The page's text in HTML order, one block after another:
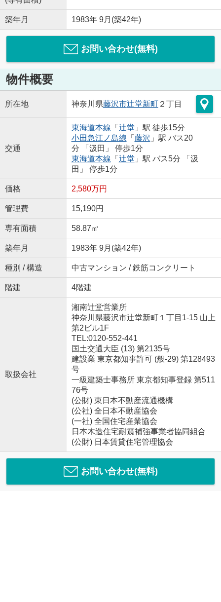
築年月 1983年 9月(築42年)
お問い合わせ(無料)
物件概要
所在地 神奈川県藤沢市辻堂新町２丁目
交通
東海道本線 「 辻堂 」駅 徒歩15分
小田急江ノ島線 「 藤沢 」駅 バス20
分 「汲田」 停歩1分
東海道本線 「 辻堂 」駅 バス5分 「汲
田」 停歩1分
価格 2,580万円
管理費 15,190円
専有面積 58.87㎡
築年月 1983年 9月(築42年)
種別 / 構造 中古マンション / 鉄筋コンクリート
階建 4階建
取扱会社
湘南辻堂営業所
神奈川県藤沢市辻堂新町１丁目1-15 山上
第2ビル1F
TEL:0120-552-441
国土交通大臣 (13) 第2135号
建設業 東京都知事許可 (般-29) 第128493
号
一級建築士事務所 東京都知事登録 第511
76号
(公財) 東日本不動産流通機構
(公社) 全日本不動産協会
(一社) 全国住宅産業協会
日本木造住宅耐震補強事業者協同組合
(公財) 日本賃貸住宅管理協会
お問い合わせ(無料)